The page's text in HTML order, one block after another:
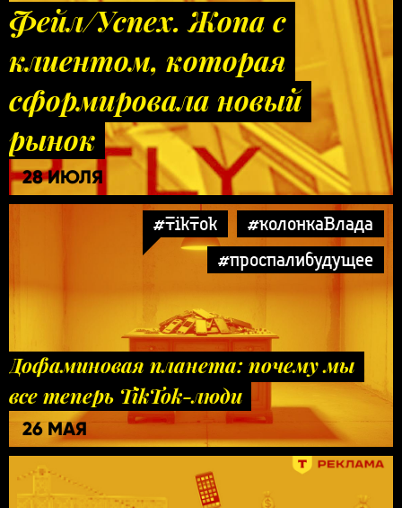
Фейл/Успех. Жопа с
клиентом, которая
сформировала новый
рынок
28 ИЮЛЯ
#TikTok
#колонкаВлада
#проспалибудущее
Дофаминовая планета: почему мы
все теперь TikTok-люди
26 МАЯ